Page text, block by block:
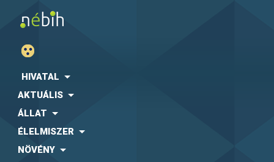
HIVATAL
AKTUÁLIS
ÁLLAT
ÉLELMISZER
NÖVÉNY